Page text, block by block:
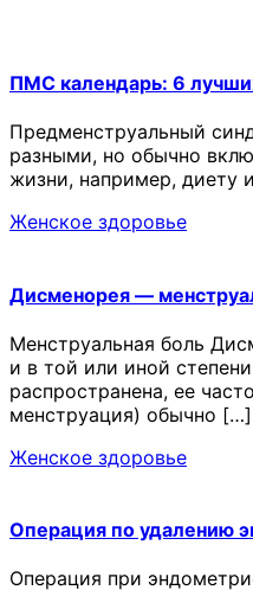
ПМС календарь: 6
Предменструальный
разными, но обычно
жизни, например, диету
Женское здоровье
Дисменорея —
Менструальная боль
и в той или иной
распространена, ее
менструация) обычно […]
Женское здоровье
Операция по удалению
Операция при